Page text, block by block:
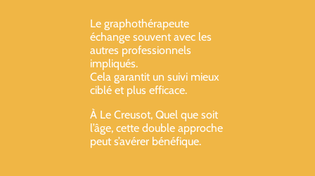
Le graphothérapeute
échange souvent avec les
autres professionnels
impliqués.
Cela garantit un suivi mieux
ciblé et plus efficace.
À Le Creusot, Quel que soit
l’âge, cette double approche
peut s’avérer bénéfique.